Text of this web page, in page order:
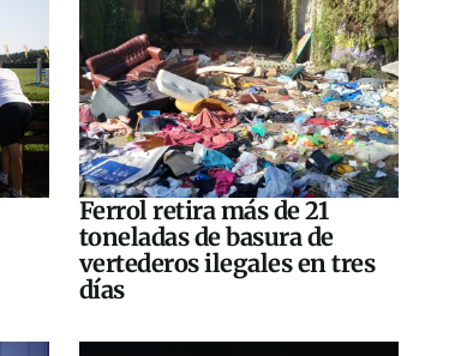
Ferrol retira más de 21
toneladas de basura de
vertederos ilegales en tres
días